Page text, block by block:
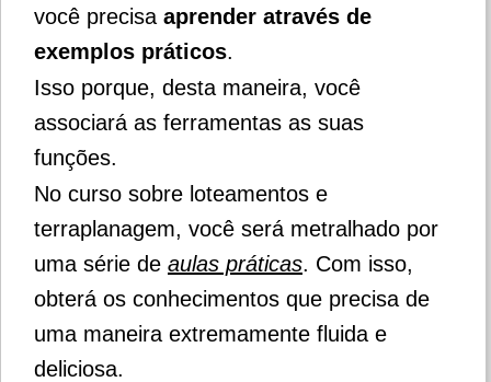
você precisa aprender através de
exemplos práticos.
Isso porque, desta maneira, você
associará as ferramentas as suas
funções.
No curso sobre loteamentos e
terraplanagem, você será metralhado por
uma série de aulas práticas. Com isso,
obterá os conhecimentos que precisa de
uma maneira extremamente fluida e
deliciosa.